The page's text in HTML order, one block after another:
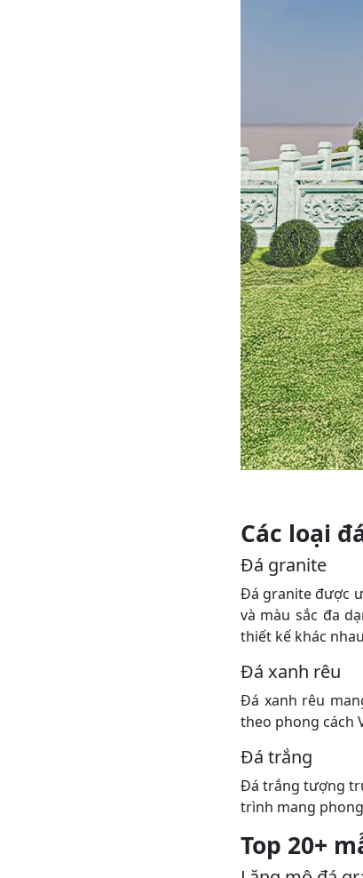
Các loại
Đá granite
Đá granite được
và màu sắc đa
thiết kế khác
Đá xanh rêu
Đá xanh rêu
theo phong cách
Đá trắng
Đá trắng tượng
trình mang
Top 20+